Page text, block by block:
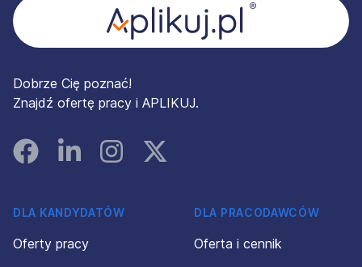
Dobrze Cię poznać!
Znajdź ofertę pracy i APLIKUJ.
FacebookLinked InInstagramInstagram
DLA KANDYDATÓW
Oferty pracy
DLA PRACODAWCÓW
Oferta i cennik